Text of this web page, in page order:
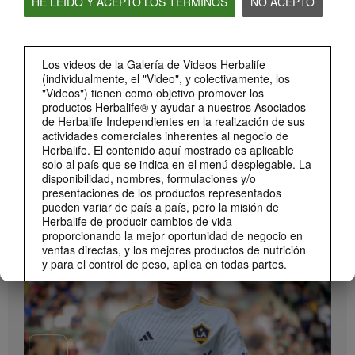
Los videos de la Galería de Videos Herbalife
(individualmente, el "Video", y colectivamente, los
"Videos") tienen como objetivo promover los
productos Herbalife® y ayudar a nuestros Asociados
de Herbalife Independientes en la realización de sus
actividades comerciales inherentes al negocio de
Herbalife. El contenido aquí mostrado es aplicable
solo al país que se indica en el menú desplegable. La
disponibilidad, nombres, formulaciones y/o
presentaciones de los productos representados
pueden variar de país a país, pero la misión de
Herbalife de producir cambios de vida
proporcionando la mejor oportunidad de negocio en
ventas directas, y los mejores productos de nutrición
y para el control de peso, aplica en todas partes.
Los Videos podrían incluir las experiencias del
volumen de ventas acumulado, o reseñas de
ingresos adquiridos, de Asociados de Herbalife
Independientes de diferentes niveles del Plan de
Ventas y Mercadeo en diversos países. Estos
Bioniq GO: Conoce los productos
Cómo tomar Bioniq GO
Descubre las diferentes formas de usar Bioniq GO.
MARCA Y PATROCINIOS Ver Todos